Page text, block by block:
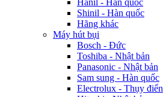
Hanil - Hàn quốc
Shinil - Hàn quốc
Hãng khác
Máy hút bụi
Bosch - Đức
Toshiba - Nhật bản
Panasonic - Nhật bản
Sam sung - Hàn quốc
Electrolux - Thụy điển